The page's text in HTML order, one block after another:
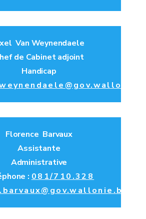
Van Weynendaele
de Cabinet adjoint
Handicap
Florence Barvaux
Assistante
Administrative
: 081/710.328